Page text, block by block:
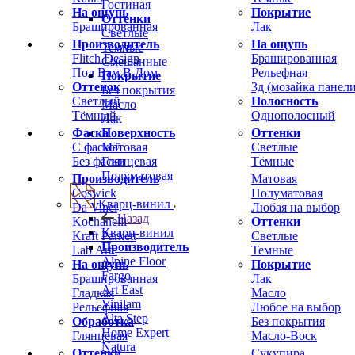
На ощупь
Брашированная
Покрытие
Лак
Производитель
Flitch Design
Пол Вам В Дом
Оттенок
Светлый
Тёмный
На ощупь
Брашированная
Рельефная
3д (мозайка
Полосность
Однополосный
Фаска
С фаской
Без фаски
Оттенки
Светлые
Тёмные
Производитель
Coswick
Da Vinci
Kochanelli
Kraft Parkett
Lab Arte
На ощупь
Брашированная
Гладкая
Рельефная
Обработка
Глянцевая
Матовая
Полуматовая
Любая на выбор
Оттенки
Светлые
Темные
Покрытие
Лак
Масло
Любое на выбор
Без покрытия
Масло-Воск
Гостиная
Оттенки
Светлые
Темные
Смешанные
Покрытие
Без покрытия
Масло
Лак
Поверхность
Матовая
Глянцевая
Полуматовая
Кварц-винил
Назад
Кварц-винил
Производитель
Alpine Floor
Fargo
Art East
Vinilam
Alta Step
Home Expert
Natura